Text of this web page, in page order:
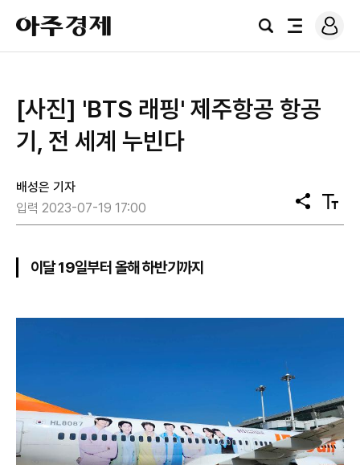
아
주
경
검
전
로
그
[사진] 'BTS 래핑' 제주항공 항공
기, 전 세계 누빈다
배성은 기자
입력 2023-07-19 17:00
공
유
텍
스
이달 19일부터 올해 하반기까지